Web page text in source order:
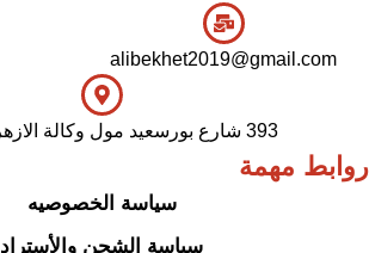
روابط مهمة
سياسة الخصوصيه
سياسة الشحن والأستراد
alibekhet2019@gmail.com
393 شارع بورسعيد مول وكالة الازهر يالقاهرة